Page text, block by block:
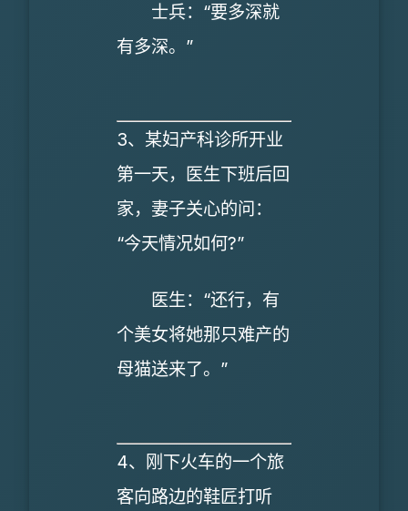
士兵：“要多深就
有多深。”
3、某妇产科诊所开业
第一天，医生下班后回
家，妻子关心的问：
“今天情况如何?”
医生：“还行，有
个美女将她那只难产的
母猫送来了。”
4、刚下火车的一个旅
客向路边的鞋匠打听